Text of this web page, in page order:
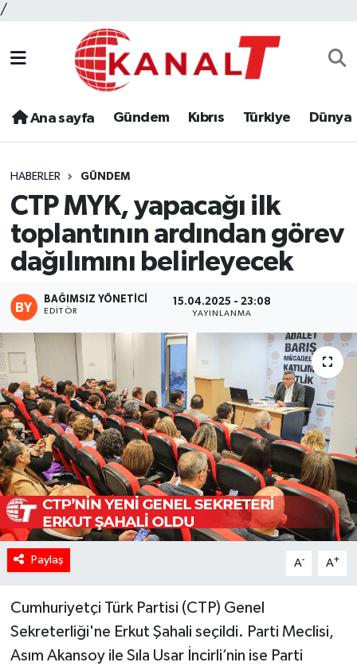
/
Ana sayfa Gündem Kıbrıs Türkiye Dünya
HABERLER GÜNDEM
CTP MYK, yapacağı ilk
toplantının ardından görev
dağılımını belirleyecek
BAĞIMSIZ YÖNETICI
EDITÖR
15.04.2025 - 23:08
YAYINLANMA
Paylaş A- A+
Cumhuriyetçi Türk Partisi (CTP) Genel
Sekreterliği'ne Erkut Şahali seçildi. Parti Meclisi,
Asım Akansoy ile Sıla Usar İncirli’nin ise Parti